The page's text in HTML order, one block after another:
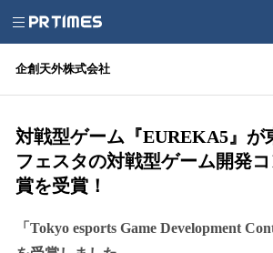
企創天外株式会社
対戦型ゲーム『EUREKA5』が
フェスタの対戦型ゲーム開発
賞を受賞！
「Tokyo esports Game Development